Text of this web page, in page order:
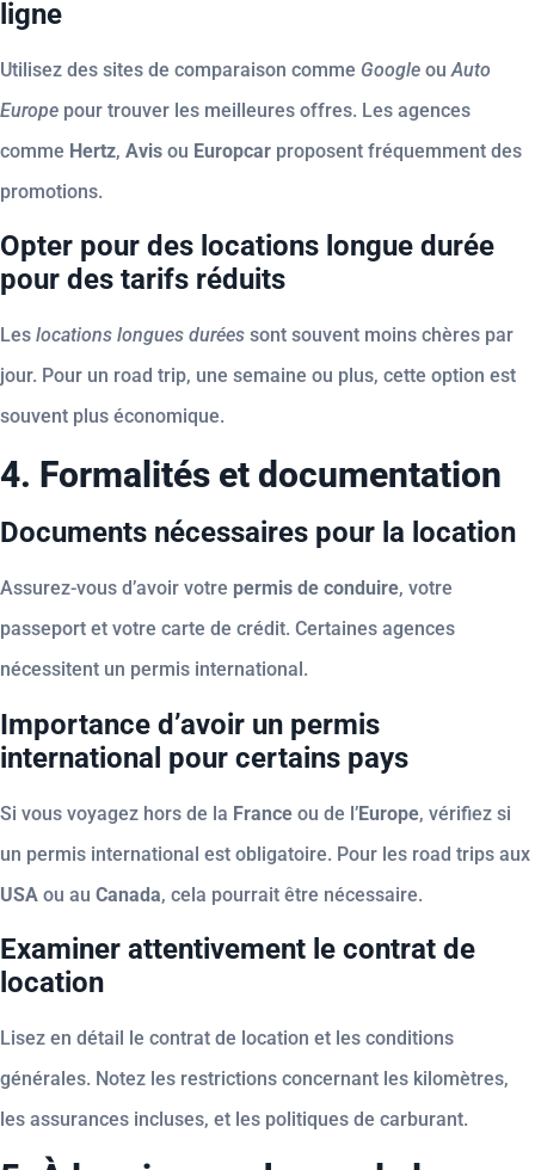
ligne
Utilisez des sites de comparaison comme Google ou Auto
Europe pour trouver les meilleures offres. Les agences
comme Hertz, Avis ou Europcar proposent fréquemment des
promotions.
Opter pour des locations longue durée
pour des tarifs réduits
Les locations longues durées sont souvent moins chères par
jour. Pour un road trip, une semaine ou plus, cette option est
souvent plus économique.
4. Formalités et documentation
Documents nécessaires pour la location
Assurez-vous d’avoir votre permis de conduire, votre
passeport et votre carte de crédit. Certaines agences
nécessitent un permis international.
Importance d’avoir un permis
international pour certains pays
Si vous voyagez hors de la France ou de l’Europe, vérifiez si
un permis international est obligatoire. Pour les road trips aux
USA ou au Canada, cela pourrait être nécessaire.
Examiner attentivement le contrat de
location
Lisez en détail le contrat de location et les conditions
générales. Notez les restrictions concernant les kilomètres,
les assurances incluses, et les politiques de carburant.